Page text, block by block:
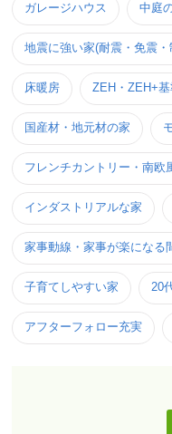
ガレージハウス 中庭
地震に強い家(耐震・免震・
床暖房 ZEH・ZEH+
国産材・地元材の家
フレンチカントリー・南欧
インダストリアルな家
家事動線・家事が楽になる
子育てしやすい家 20
アフターフォロー充実